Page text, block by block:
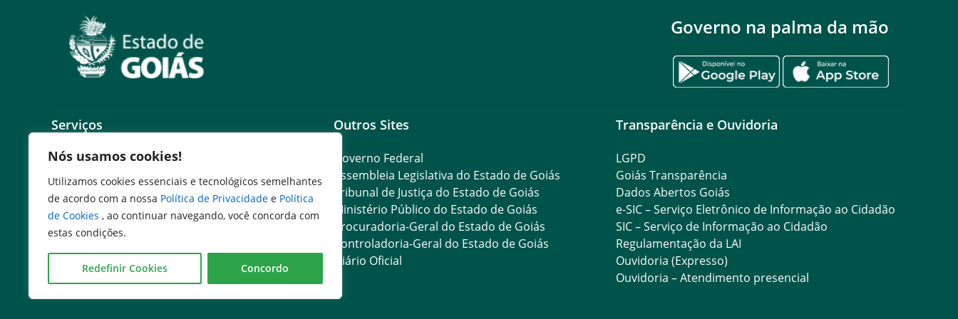
Nós usamos cookies!
Utilizamos cookies essenciais e tecnológicos semelhantes
de acordo com a nossa Política de Privacidade e Política
de Cookies , ao continuar navegando, você concorda com
estas condições.
Redefinir Cookies Concordo
Governo na palma da mão
Serviços
Expresso Goiás
Expresso Aplicações
Expresso Servidor
SEI Governadoria
Cadastro de Autoridades
Escola de Governo
E-mail Corporativo
Outros Sites
Governo Federal
Assembleia Legislativa do Estado de Goiás
Tribunal de Justiça do Estado de Goiás
Ministério Público do Estado de Goiás
Procuradoria-Geral do Estado de Goiás
Controladoria-Geral do Estado de Goiás
Diário Oficial
Transparência e Ouvidoria
LGPD
Goiás Transparência
Dados Abertos Goiás
e-SIC – Serviço Eletrônico de Informação ao Cidadão
SIC – Serviço de Informação ao Cidadão
Regulamentação da LAI
Ouvidoria (Expresso)
Ouvidoria – Atendimento presencial